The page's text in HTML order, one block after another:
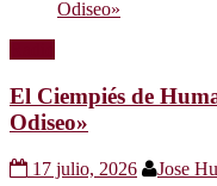
El Ciempiés de
Odiseo»
17 julio, 2026 Jose